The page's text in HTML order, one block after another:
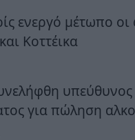
ενεργό μέτωπο οι
Κοττέικα
υπεύθυνος
για πώληση